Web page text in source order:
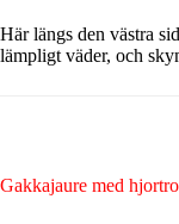
Här längs den västra
lämpligt väder, och
Gakkajaure med